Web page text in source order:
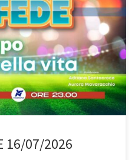
conta l’uomo! Adriana e
di una sfida che va oltre i 90
nella vita”. Perché credere non
avere la forza di affrontare
16/07/2026